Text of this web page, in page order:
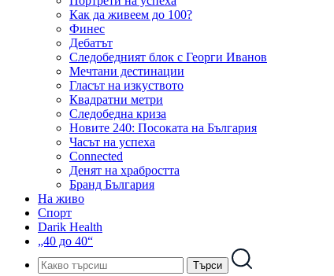
Как да живеем до 100?
Финес
Дебатът
Следобедният блок с Георги Иванов
Мечтани дестинации
Гласът на изкуството
Квадратни метри
Следобедна криза
Новите 240: Посоката на България
Часът на успеха
Connected
Денят на храбростта
Бранд България
На живо
Спорт
Darik Health
„40 до 40“